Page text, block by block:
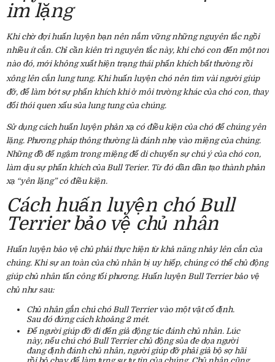
im lặng
Khi chờ đợi huấn luyện bạn nên nắm vững những nguyên tắc ngồi
nhiều ít cắn. Chỉ cần kiên trì nguyên tắc này, khi chó con đến một nơi
nào đó, mới không xuất hiện trạng thái phấn khích bất thường rồi
xông lên cắn lung tung. Khi huấn luyện chó nên tìm vài người giúp
đỡ, để làm bớt sự phấn khích khi ở môi trường khác của chó con, thay
đổi thói quen xấu sủa lung tung của chúng.
Sử dụng cách huấn luyện phản xạ có điều kiện của chó để chúng yên
lặng. Phương pháp thông thường là đánh nhẹ vào miệng của chúng.
Những đồ để ngậm trong miệng để di chuyển sự chú ý của chó con,
làm dịu sự phấn khích của Bull Terier. Từ đó dần dần tạo thành phản
xạ “yên lặng” có điều kiện.
Cách huấn luyện chó Bull
Terrier bảo vệ chủ nhân
Huấn luyện bảo vệ chủ phải thực hiện từ khả năng nhảy lên cắn của
chúng. Khi sự an toàn của chủ nhân bị uy hiếp, chúng có thể chủ động
giúp chủ nhân tấn công tối phương. Huấn luyện Bull Terrier bảo vệ
chủ như sau:
Chủ nhân gắn chú chó Bull Terrier vào một vật cố định.
Sau đó đứng cách khoảng 2 mét.
Để người giúp đỡ đi đến giả động tác đánh chủ nhân. Lúc
này, nếu chú chó Bull Terrier chủ động sủa đe dọa người
đang định đánh chủ nhân, người giúp đỡ phải giả bộ sợ hãi